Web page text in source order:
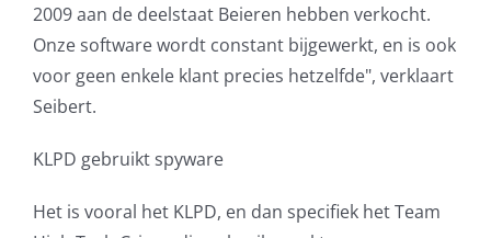
2009 aan de deelstaat Beieren hebben verkocht.
Onze software wordt constant bijgewerkt, en is ook
voor geen enkele klant precies hetzelfde", verklaart
Seibert.
KLPD gebruikt spyware
Het is vooral het KLPD, en dan specifiek het Team